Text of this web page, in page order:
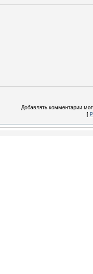
Добавлять комментарии
[